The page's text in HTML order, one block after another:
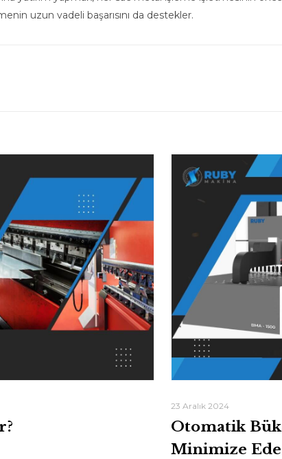
uzun vadeli başarısını da destekler.
23 Aralık 2024
Otomatik
Minimize